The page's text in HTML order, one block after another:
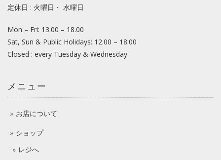
定休日 : 火曜日・ 水曜日
Mon – Fri: 13.00 – 18.00
Sat, Sun & Public Holidays: 12.00 – 18.00
Closed : every Tuesday & Wednesday
メニュー
お店について
ショップ
レジへ